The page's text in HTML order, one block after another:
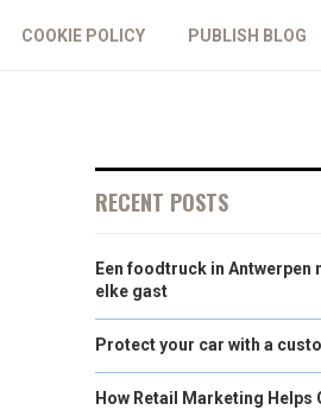
COOKIE POLICY PUBLISH BLOG
RECENT POSTS
Een foodtruck in Antwerpen
elke gast
Protect your car with a
How Retail Marketing Helps